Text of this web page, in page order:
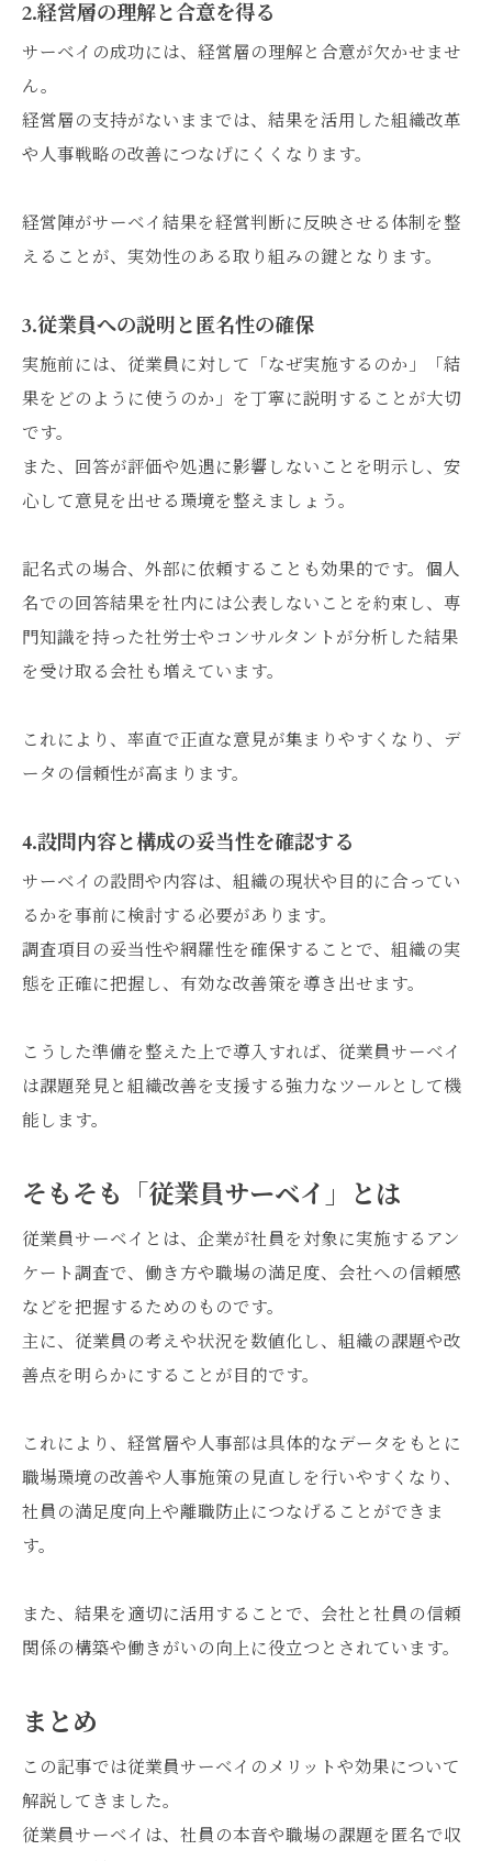
2.経営層の理解と合意を得る
サーベイの成功には、経営層の理解と合意が欠かせませ
ん。
経営層の支持がないままでは、結果を活用した組織改革
や人事戦略の改善につなげにくくなります。
経営陣がサーベイ結果を経営判断に反映させる体制を整
えることが、実効性のある取り組みの鍵となります。
3.従業員への説明と匿名性の確保
実施前には、従業員に対して「なぜ実施するのか」「結
果をどのように使うのか」を丁寧に説明することが大切
です。
また、回答が評価や処遇に影響しないことを明示し、安
心して意見を出せる環境を整えましょう。
記名式の場合、外部に依頼することも効果的です。個人
名での回答結果を社内には公表しないことを約束し、専
門知識を持った社労士やコンサルタントが分析した結果
を受け取る会社も増えています。
これにより、率直で正直な意見が集まりやすくなり、デ
ータの信頼性が高まります。
4.設問内容と構成の妥当性を確認する
サーベイの設問や内容は、組織の現状や目的に合ってい
るかを事前に検討する必要があります。
調査項目の妥当性や網羅性を確保することで、組織の実
態を正確に把握し、有効な改善策を導き出せます。
こうした準備を整えた上で導入すれば、従業員サーベイ
は課題発見と組織改善を支援する強力なツールとして機
能します。
そもそも「従業員サーベイ」とは
従業員サーベイとは、企業が社員を対象に実施するアン
ケート調査で、働き方や職場の満足度、会社への信頼感
などを把握するためのものです。
主に、従業員の考えや状況を数値化し、組織の課題や改
善点を明らかにすることが目的です。
これにより、経営層や人事部は具体的なデータをもとに
職場環境の改善や人事施策の見直しを行いやすくなり、
社員の満足度向上や離職防止につなげることができま
す。
また、結果を適切に活用することで、会社と社員の信頼
関係の構築や働きがいの向上に役立つとされています。
まとめ
この記事では従業員サーベイのメリットや効果について
解説してきました。
従業員サーベイは、社員の本音や職場の課題を匿名で収